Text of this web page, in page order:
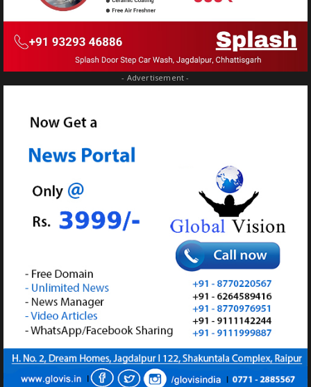
- Advertisement -